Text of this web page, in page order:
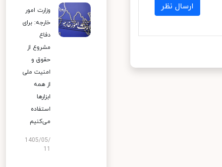
ارسال نظر
وزارت امور
خارجه: برای
دفاع
مشروع از
حقوق و
امنیت ملی
از همه
ابزارها
استفاده
می‌کنیم
1405/05/